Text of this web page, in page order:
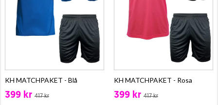
KH MATCHPAKET - Blå
399 kr 417 kr
KH MATCHPAKET - Rosa
399 kr 417 kr